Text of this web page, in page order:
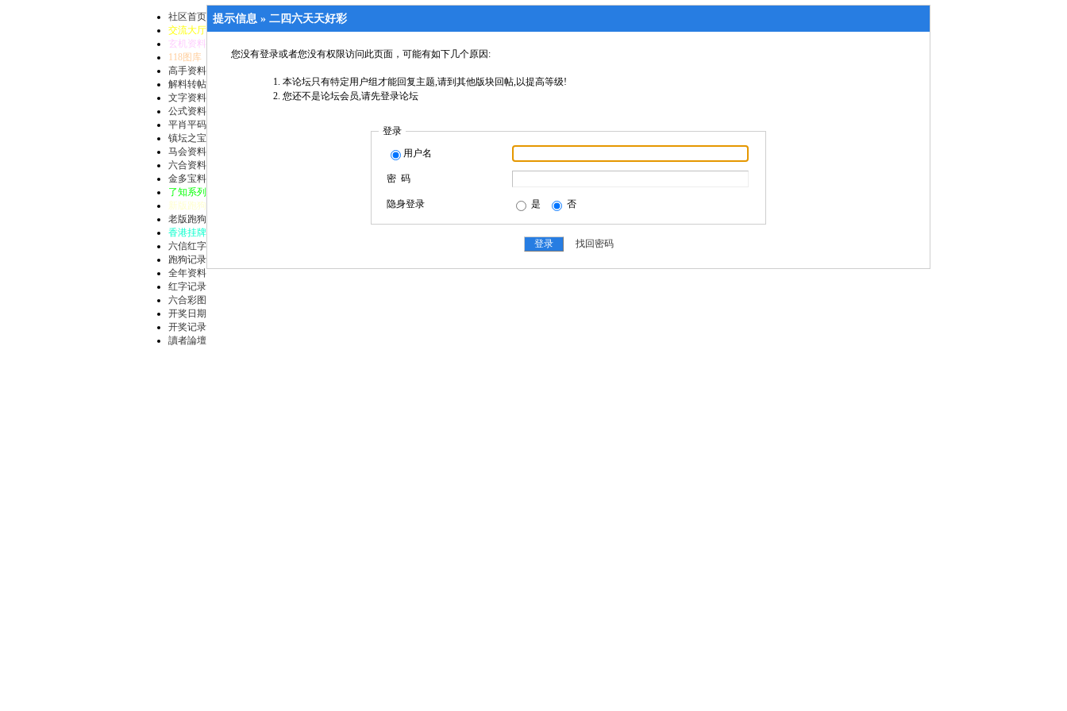
社区首页
交流大厅
玄机资料
118图库
高手资料
解料转帖
文字资料
公式资料
平肖平码
镇坛之宝
马会资料
六合资料
金多宝料
了知系列
新版跑狗
老版跑狗
香港挂牌
六信红字
跑狗记录
全年资料
红字记录
六合彩图
开奖日期
开奖记录
讀者論壇
提示信息 » 二四六天天好彩
您没有登录或者您没有权限访问此页面，可能有如下几个原因:
本论坛只有特定用户组才能回复主题,请到其他版块回帖,以提高等级!
您还不是论坛会员,请先登录论坛
登录
用户名
密 码
隐身登录 是 否
找回密码